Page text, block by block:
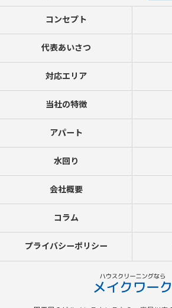
コンセプト
代表あいさつ
対応エリア
当社の特徴
アパート
水回り
会社概要
コラム
プライバシーポリシー